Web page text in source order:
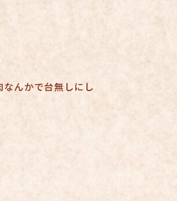
んかで台無しにし